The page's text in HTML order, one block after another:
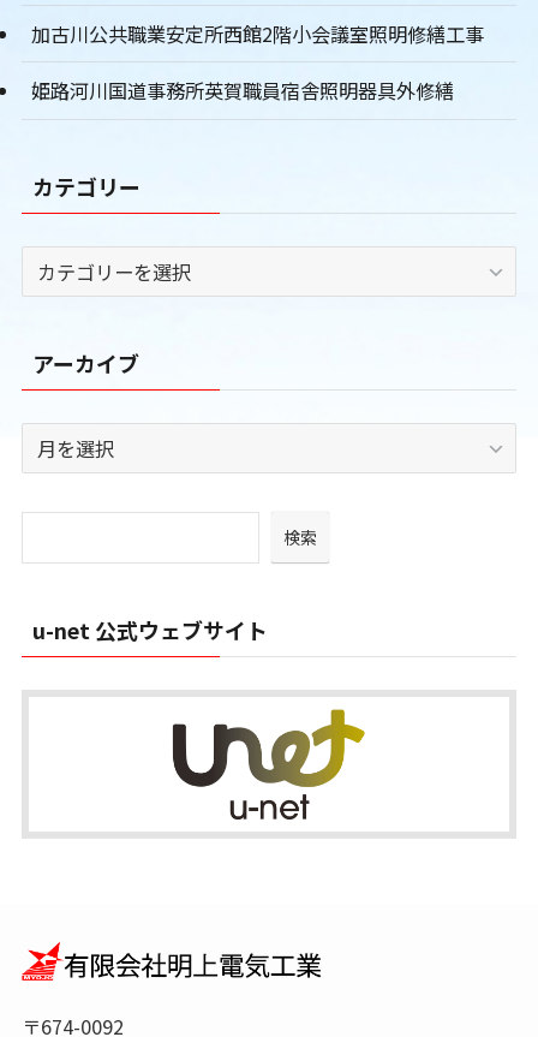
加古川公共職業安定所西館2階小会議室照明修繕工事
姫路河川国道事務所英賀職員宿舎照明器具外修繕
カテゴリー
テ
リ
ー
アーカイブ
ー
ブ
検索
u-net 公式ウェブサイト
〒674-0092